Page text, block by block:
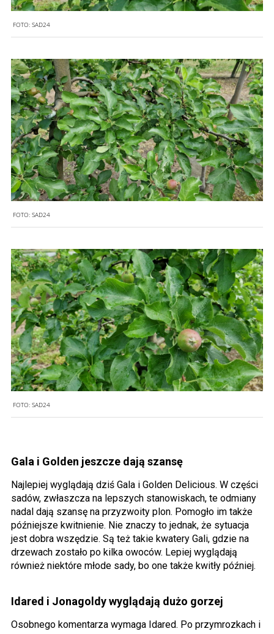
FOTO: SAD24
FOTO: SAD24
FOTO: SAD24
Gala i Golden jeszcze dają szansę
Najlepiej wyglądają dziś Gala i Golden Delicious. W części
sadów, zwłaszcza na lepszych stanowiskach, te odmiany
nadal dają szansę na przyzwoity plon. Pomogło im także
późniejsze kwitnienie. Nie znaczy to jednak, że sytuacja
jest dobra wszędzie. Są też takie kwatery Gali, gdzie na
drzewach zostało po kilka owoców. Lepiej wyglądają
również niektóre młode sady, bo one także kwitły później.
Idared i Jonagoldy wyglądają dużo gorzej
Osobnego komentarza wymaga Idared. Po przymrozkach i